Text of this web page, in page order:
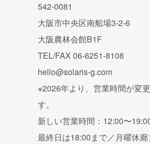
542-0081
大阪市中央区南船場3-2-6
大阪農林会館B1F
TEL/FAX 06-6251-8108
hello@solaris-g.com
※2026年より、営業時間が変
す。
新しい営業時間：12:00〜
最終日は18:00まで／月曜休廊